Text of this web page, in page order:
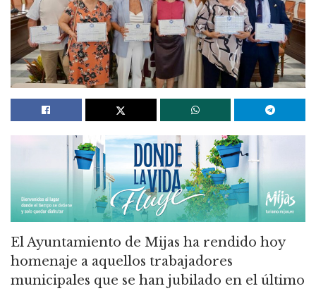
El Ayuntamiento de Mijas ha rendido hoy
homenaje a aquellos trabajadores
municipales que se han jubilado en el último